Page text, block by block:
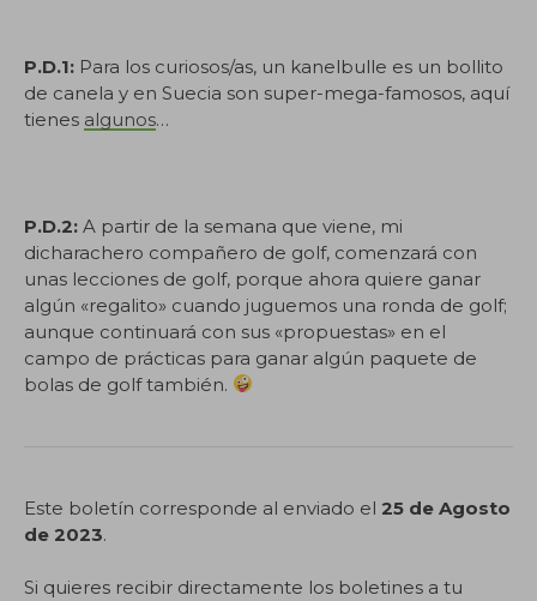
P.D.1: Para los curiosos/as, un kanelbulle es un bollito
de canela y en Suecia son super-mega-famosos, aquí
tienes algunos…
P.D.2: A partir de la semana que viene, mi
dicharachero compañero de golf, comenzará con
unas lecciones de golf, porque ahora quiere ganar
algún «regalito» cuando juguemos una ronda de golf;
aunque continuará con sus «propuestas» en el
campo de prácticas para ganar algún paquete de
bolas de golf también.
Este boletín corresponde al enviado el 25 de Agosto
de 2023.
Si quieres recibir directamente los boletines a tu